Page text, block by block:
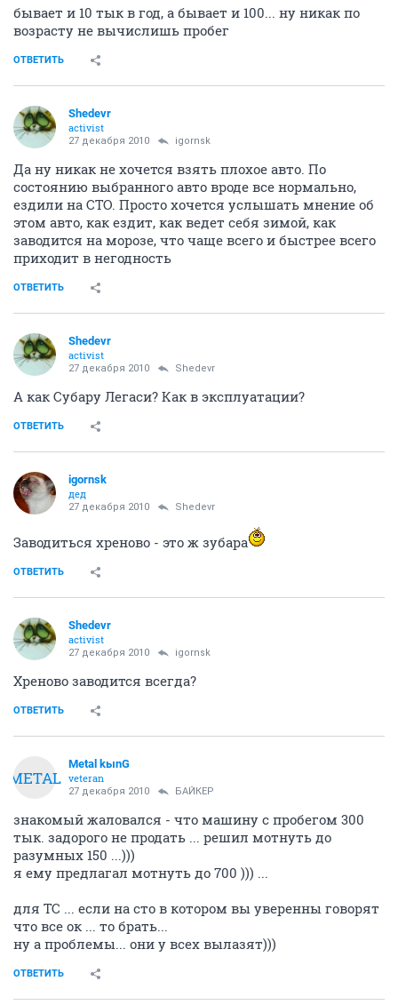
бывает и 10 тык в год, а бывает и 100... ну никак по
возрасту не вычислишь пробег
ОТВЕТИТЬ
Shedevr
activist
27 декабря 2010 igornsk
Да ну никак не хочется взять плохое авто. По
состоянию выбранного авто вроде все нормально,
ездили на СТО. Просто хочется услышать мнение об
этом авто, как ездит, как ведет себя зимой, как
заводится на морозе, что чаще всего и быстрее всего
приходит в негодность
ОТВЕТИТЬ
Shedevr
activist
27 декабря 2010 Shedevr
А как Субару Легаси? Как в эксплуатации?
ОТВЕТИТЬ
igornsk
дед
27 декабря 2010 Shedevr
Заводиться хреново - это ж зубара
ОТВЕТИТЬ
Shedevr
activist
27 декабря 2010 igornsk
Хреново заводится всегда?
ОТВЕТИТЬ
METAL
Metal kыnG
veteran
27 декабря 2010 БАЙКЕР
знакомый жаловался - что машину с пробегом 300
тык. задорого не продать ... решил мотнуть до
разумных 150 ...)))
я ему предлагал мотнуть до 700 ))) ...
для ТС ... если на сто в котором вы уверенны говорят
что все ок ... то брать...
ну а проблемы... они у всех вылазят)))
ОТВЕТИТЬ